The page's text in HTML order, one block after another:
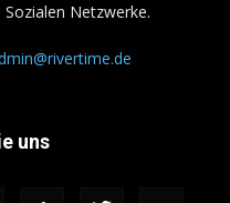
Netzwerke.
uns